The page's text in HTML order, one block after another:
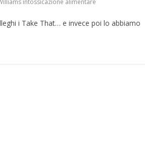
intossicazione alimentare
i Take That… e invece poi lo abbiamo